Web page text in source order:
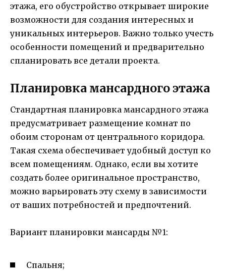
этажа, его обустройство открывает широкие
возможности для создания интересных и
уникальных интерьеров. Важно только учесть
особенности помещений и предварительно
спланировать все детали проекта.
Планировка мансардного этажа
Стандартная планировка мансардного этажа
предусматривает размещение комнат по
обоим сторонам от центрального коридора.
Такая схема обеспечивает удобный доступ ко
всем помещениям. Однако, если вы хотите
создать более оригинальное пространство,
можно варьировать эту схему в зависимости
от ваших потребностей и предпочтений.
Вариант планировки мансарды №1:
Спальня;